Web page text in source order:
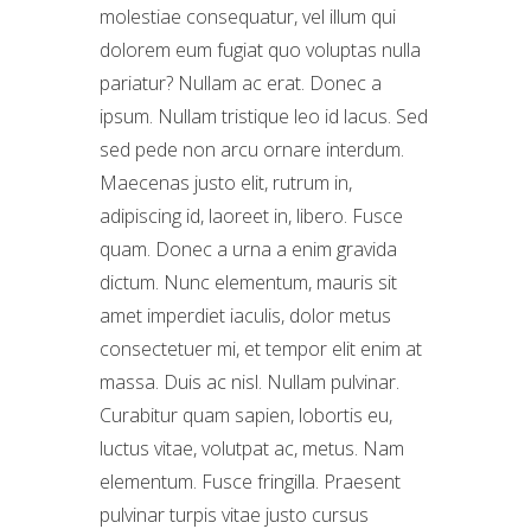
molestiae consequatur, vel illum qui
dolorem eum fugiat quo voluptas nulla
pariatur? Nullam ac erat. Donec a
ipsum. Nullam tristique leo id lacus. Sed
sed pede non arcu ornare interdum.
Maecenas justo elit, rutrum in,
adipiscing id, laoreet in, libero. Fusce
quam. Donec a urna a enim gravida
dictum. Nunc elementum, mauris sit
amet imperdiet iaculis, dolor metus
consectetuer mi, et tempor elit enim at
massa. Duis ac nisl. Nullam pulvinar.
Curabitur quam sapien, lobortis eu,
luctus vitae, volutpat ac, metus. Nam
elementum. Fusce fringilla. Praesent
pulvinar turpis vitae justo cursus